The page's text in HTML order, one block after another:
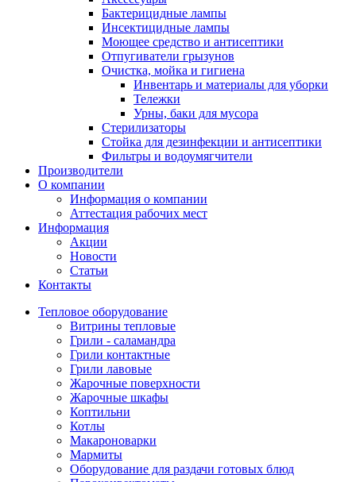
Бактерицидные лампы
Инсектицидные лампы
Моющее средство и антисептики
Отпугиватели грызунов
Очистка, мойка и гигиена
Инвентарь и материалы для уборки
Тележки
Урны, баки для мусора
Стерилизаторы
Стойка для дезинфекции и антисептики
Фильтры и водоумягчители
Производители
О компании
Информация о компании
Аттестация рабочих мест
Информация
Акции
Новости
Статьи
Контакты
Тепловое оборудование
Витрины тепловые
Грили - саламандра
Грили контактные
Грили лавовые
Жарочные поверхности
Жарочные шкафы
Коптильни
Котлы
Макароноварки
Мармиты
Оборудование для раздачи готовых блюд